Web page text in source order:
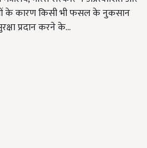
के कारण किसी भी फसल के नुकसान
प्रदान करने के…